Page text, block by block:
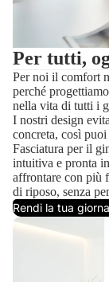
Per tutti,
Per noi il comfort
perché
nella vita di tutti i
I nostri design
concreta, così
Fasciatura per il
intuitiva e pronta
affrontare con più
di riposo, senza
Rendi la tua